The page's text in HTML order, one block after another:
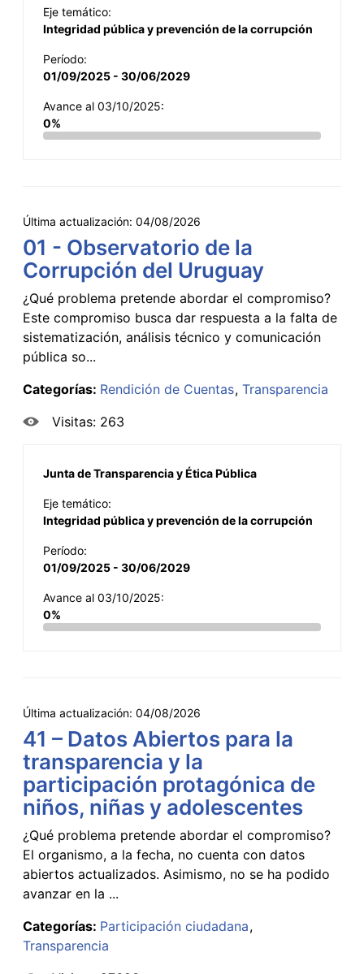
Eje temático:
Integridad pública y prevención de la corrupción
Período:
01/09/2025 - 30/06/2029
Avance al 03/10/2025:
0%
Última actualización: 04/08/2026
01 - Observatorio de la
Corrupción del Uruguay
¿Qué problema pretende abordar el compromiso?
Este compromiso busca dar respuesta a la falta de
sistematización, análisis técnico y comunicación
pública so...
Categorías: Rendición de Cuentas Transparencia
Visitas: 263
Junta de Transparencia y Ética Pública
Eje temático:
Integridad pública y prevención de la corrupción
Período:
01/09/2025 - 30/06/2029
Avance al 03/10/2025:
0%
Última actualización: 04/08/2026
41 – Datos Abiertos para la
transparencia y la
participación protagónica de
niños, niñas y adolescentes
¿Qué problema pretende abordar el compromiso?
El organismo, a la fecha, no cuenta con datos
abiertos actualizados. Asimismo, no se ha podido
avanzar en la ...
Categorías: Participación ciudadana
Transparencia